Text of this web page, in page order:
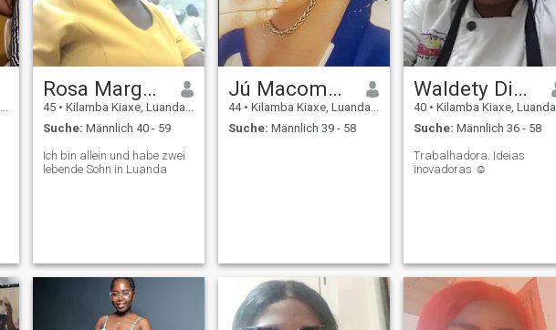
Rosa Margarida Lufungula
45 • Kilamba Kiaxe, Luanda, Angola
Suche: Männlich 40 - 59
Ich bin allein und habe zwei
lebende Sohn in Luanda
Jú Macoma jú
44 • Kilamba Kiaxe, Luanda, Angola
Suche: Männlich 39 - 58
Waldety Dionísio
40 • Kilamba Kiaxe, Luanda, Angola
Suche: Männlich 36 - 58
Trabalhadora. Ideias
inovadoras ☺️